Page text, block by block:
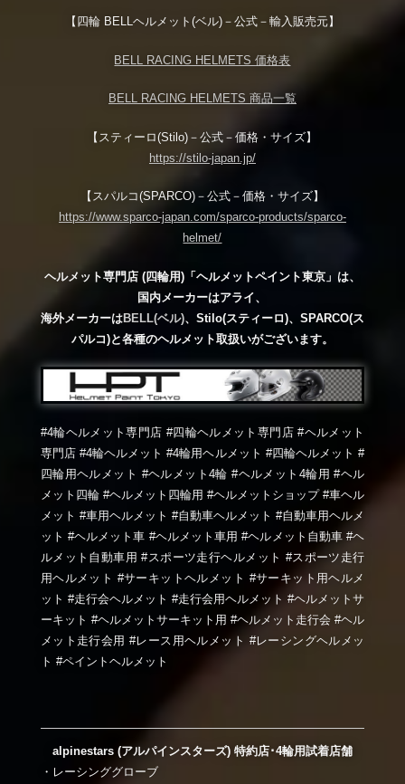
【四輪 BELLヘルメット(ベル)－公式－輸入販売元】
BELL RACING HELMETS 価格表
BELL RACING HELMETS 商品一覧
【スティーロ(Stilo)－公式－価格・サイズ】
https://stilo-japan.jp/
【スパルコ(SPARCO)－公式－価格・サイズ】
https://www.sparco-japan.com/sparco-products/sparco-
helmet/
ヘルメット専門店 (四輪用)「ヘルメットペイント東京」は、
国内メーカーはアライ、
海外メーカーはBELL(ベル)、Stilo(スティーロ)、SPARCO(ス
パルコ)と各種のヘルメット取扱いがございます。
#4輪ヘルメット専門店 #四輪ヘルメット専門店 #ヘルメット
専門店 #4輪ヘルメット #4輪用ヘルメット #四輪ヘルメット #
四輪用ヘルメット #ヘルメット4輪 #ヘルメット4輪用 #ヘル
メット四輪 #ヘルメット四輪用 #ヘルメットショップ #車ヘル
メット #車用ヘルメット #自動車ヘルメット #自動車用ヘルメ
ット #ヘルメット車 #ヘルメット車用 #ヘルメット自動車 #ヘ
ルメット自動車用 #スポーツ走行ヘルメット #スポーツ走行
用ヘルメット #サーキットヘルメット #サーキット用ヘルメ
ット #走行会ヘルメット #走行会用ヘルメット #ヘルメットサ
ーキット #ヘルメットサーキット用 #ヘルメット走行会 #ヘル
メット走行会用 #レース用ヘルメット #レーシングヘルメッ
ト #ペイントヘルメット
alpinestars (アルパインスターズ) 特約店･4輪用試着店舗
・レーシンググローブ